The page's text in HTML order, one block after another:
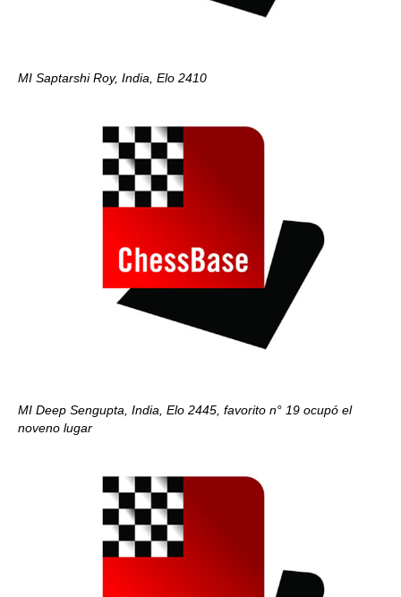
MI Saptarshi Roy, India, Elo 2410
MI Deep Sengupta, India, Elo 2445, favorito n° 19 ocupó el
noveno lugar